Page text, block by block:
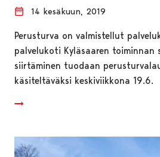
14 kesäkuun, 2019
Perusturva on valmistellut
palvelukoti Kyläsaaren toiminnan
siirtäminen tuodaan
käsiteltäväksi keskiviikkona 19.6.